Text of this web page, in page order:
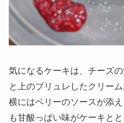
気になるケーキは、チーズ
と上のブリュレしたクリーム
横にはベリーのソースが添
も甘酸っぱい味がケーキと